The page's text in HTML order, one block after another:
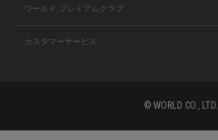
ワールド プレミアムクラブ
カスタマーサービス
© WORLD CO., LTD.